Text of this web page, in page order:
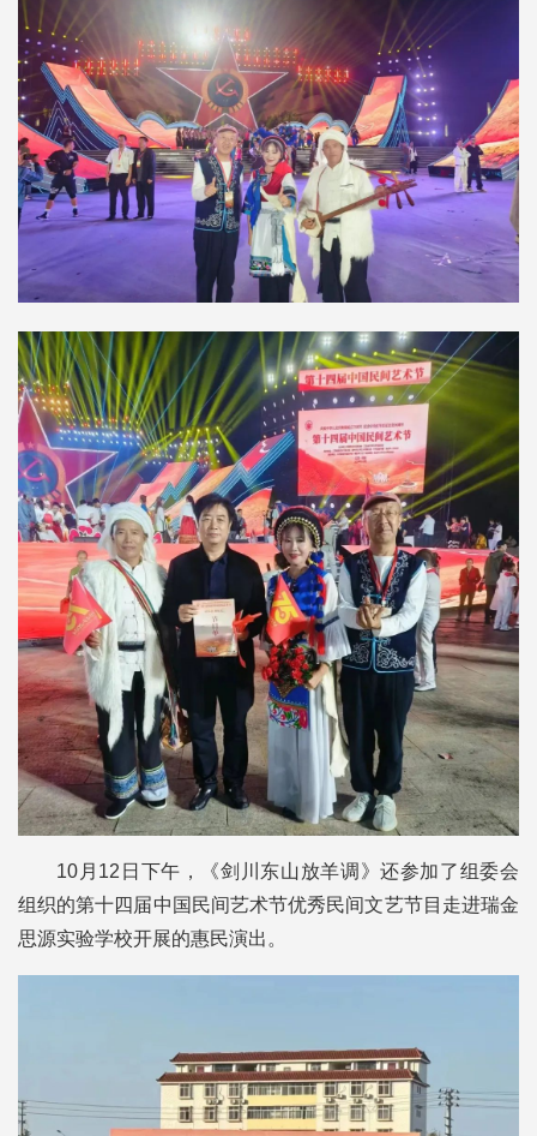
10月12日下午，《剑川东山放羊调》还参加了组委会
组织的第十四届中国民间艺术节优秀民间文艺节目走进瑞金
思源实验学校开展的惠民演出。